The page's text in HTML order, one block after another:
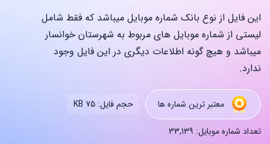
این فایل از نوع بانک شماره موبایل میباشد که فقط شامل
لیستی از شماره موبایل های مربوط به شهرستان خوانسار
میباشد و هیچ گونه اطلاعات دیگری در این فایل وجود
ندارد.
معتبر ترین شماره ها حجم فایل: 75 KB
تعداد شماره موبایل: 33,139